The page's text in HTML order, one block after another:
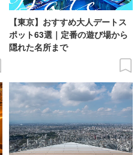
【東京】おすすめ大人デートス
ポット63選｜定番の遊び場から
隠れた名所まで